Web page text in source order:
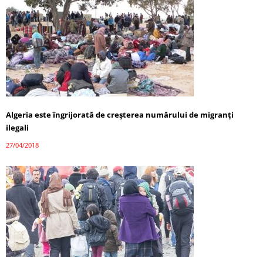
Algeria este îngrijorată de creșterea numărului de migranți
ilegali
27/04/2018